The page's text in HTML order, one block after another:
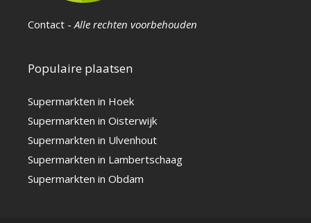
Contact -Alle rechten voorbehouden
Populaire plaatsen
Supermarkten in Hoek
Supermarkten in Oisterwijk
Supermarkten in Ulvenhout
Supermarkten in Lambertschaag
Supermarkten in Obdam